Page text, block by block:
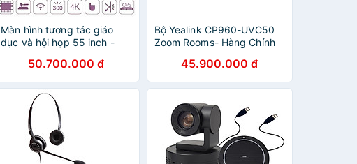
Màn hình tương tác giáo
dục và hội họp 55 inch -
50.700.000 đ
Bộ Yealink CP960-UVC50
Zoom Rooms- Hàng Chính
45.900.000 đ